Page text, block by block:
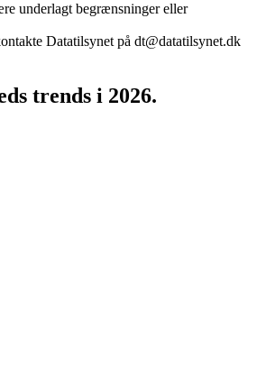
underlagt begrænsninger eller
Datatilsynet på dt@datatilsynet.dk
trends i 2026.